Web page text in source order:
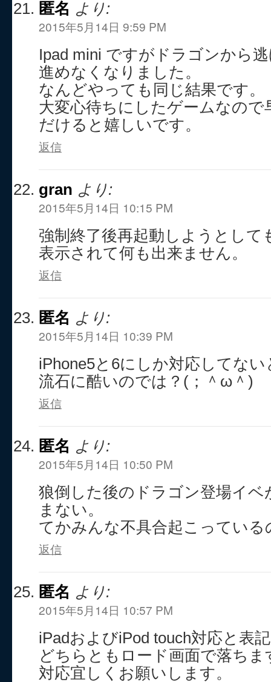
匿名 より:
2015年5月14日 9:59 PM
Ipad mini ですがドラゴンから
進めなくなりました。
なんどやっても同じ結果です。
大変心待ちにしたゲームなの
だけると嬉しいです。
返信
gran より:
2015年5月14日 10:15 PM
強制終了後再起動しようとして
表示されて何も出来ません。
返信
匿名 より:
2015年5月14日 10:39 PM
iPhone5と6にしか対応してな
流石に酷いのでは？(；＾ω＾)
返信
匿名 より:
2015年5月14日 10:50 PM
狼倒した後のドラゴン登場イベ
まない。
てかみんな不具合起こっている
返信
匿名 より:
2015年5月14日 10:57 PM
iPadおよびiPod touch対応と表
どちらともロード画面で落ちま
対応宜しくお願いします。